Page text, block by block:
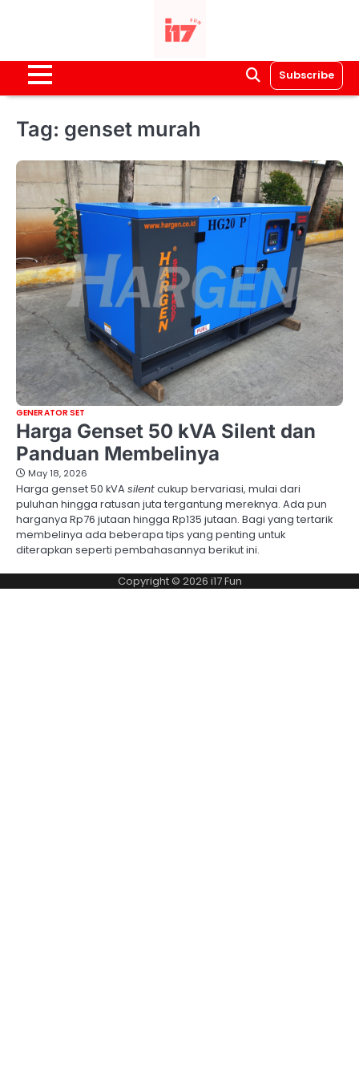
Subscribe
Tag: genset murah
GENERATOR SET
Harga Genset 50 kVA Silent dan
Panduan Membelinya
May 18, 2026
Harga genset 50 kVA silentcukup bervariasi, mulai dari
puluhan hingga ratusan juta tergantung mereknya. Ada pun
harganya Rp76 jutaan hingga Rp135 jutaan. Bagi yang tertarik
membelinya ada beberapa tips yang penting untuk
diterapkan seperti pembahasannya berikut ini.
Copyright © 2026 i17 Fun